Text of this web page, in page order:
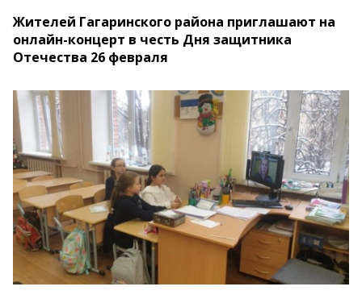
Жителей Гагаринского района приглашают на
онлайн-концерт в честь Дня защитника
Отечества 26 февраля